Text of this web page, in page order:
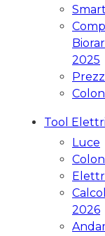
2025
Tool
Luce
2026